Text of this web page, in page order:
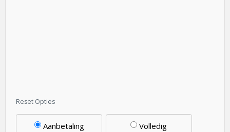
Aanbetaling Volledig